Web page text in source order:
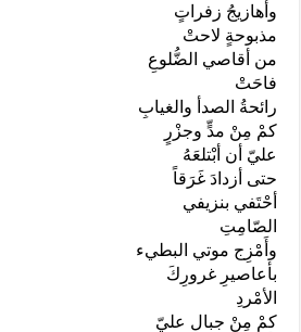
وأهازيجُ زفراتٍ
مذبوحةٍ لاحتْ
من أقاصي الضُّلوعِ
فاحَتْ
رائحةُ الصدأ والغيابِ
كمْ مِنْ مدٍّ وجزْرٍ
عليّ أن أبْتلعَهُ
حتى أزدادَ غَرَقاً
أحْتَفي بنزيفي
الصّامِتِ
وأَمْزِج موتي البطيء
بأعاصيرِ غرورِكَ
الأمْردِ
كمْ مِنْ جبالٍ عليّ